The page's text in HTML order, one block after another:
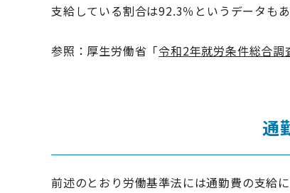
支給している割合は92.3％というデータもあ
参照：厚生労働省「令和2年就労条件総合調
通
前述のとおり労働基準法には通勤費の支給